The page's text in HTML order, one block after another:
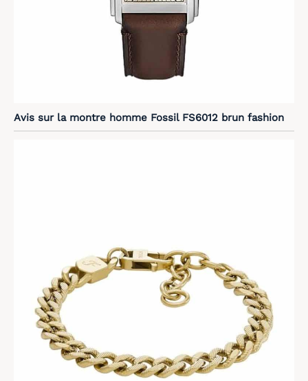
Avis sur la montre homme Fossil FS6012 brun fashion